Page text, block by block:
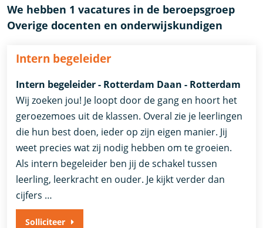
We hebben 1 vacatures in de beroepsgroep
Overige docenten en onderwijskundigen
Intern begeleider
Intern begeleider - Rotterdam Daan - Rotterdam
Wij zoeken jou! Je loopt door de gang en hoort het
geroezemoes uit de klassen. Overal zie je leerlingen
die hun best doen, ieder op zijn eigen manier. Jij
weet precies wat zij nodig hebben om te groeien.
Als intern begeleider ben jij de schakel tussen
leerling, leerkracht en ouder. Je kijkt verder dan
cijfers …
Solliciteer